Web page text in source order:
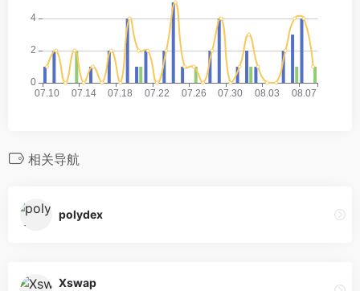
相关导航
polydex
Xswap